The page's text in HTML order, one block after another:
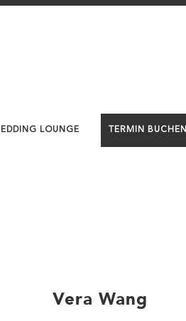
LOUNGE TERMIN BUCHEN
Vera Wang